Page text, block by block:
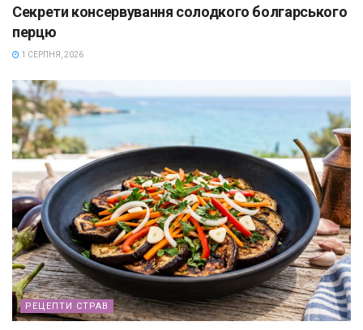
Секрети консервування солодкого болгарського
перцю
1 СЕРПНЯ, 2026
РЕЦЕПТИ СТРАВ